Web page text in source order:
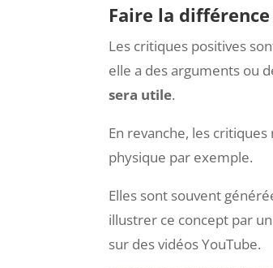
1- Bien
Faire la
elle a des arguments ou
sera utile.
En revanche, les
physique par exemple.